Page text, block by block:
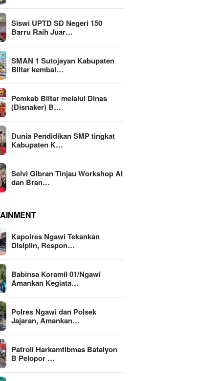
Siswi UPTD SD Negeri 150
Barru Raih Juar…
SMAN 1 Sutojayan Kabupaten
Blitar kembal…
Pemkab Blitar melalui Dinas
(Disnaker) B…
Dunia Pendidikan SMP tingkat
Kabupaten K…
Selvi Gibran Tinjau Workshop AI
dan Bran…
Kapolres Ngawi Tekankan
Disiplin, Respon…
Babinsa Koramil 01/Ngawi
Amankan Kegiata…
Polres Ngawi dan Polsek
Jajaran, Amankan…
Patroli Harkamtibmas Batalyon
B Pelopor …